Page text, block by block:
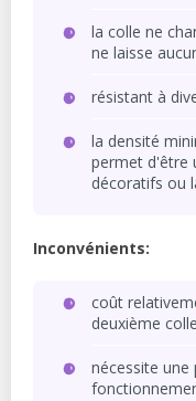
la colle ne
ne laisse
résistant à
la densité
permet d'être
décoratifs ou
Inconvénients:
coût
deuxième
nécessite une